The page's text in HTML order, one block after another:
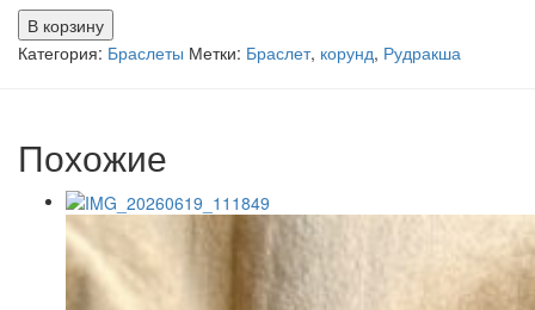
Количество
товара
Браслет
корундов
В корзину
Категория: Браслеты Метки: Браслет, корунд, Рудракша
Похожие